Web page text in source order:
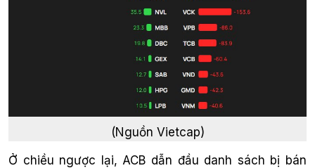
(Nguồn Vietcap)
Ở chiều ngược lại, ACB dẫn đầu danh sách bị bán